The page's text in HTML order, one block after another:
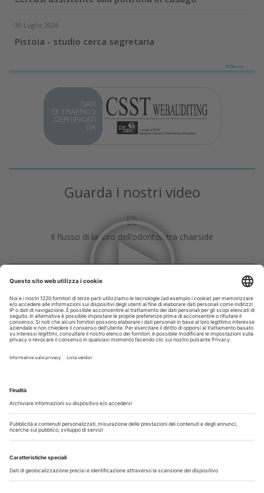
30 Luglio 2026
Pistoia - studio cerca segretaria
Altro...
Guarda i nostri video
Il flusso di lavoro dell’odontoiatra chairside
Odontoiatria33